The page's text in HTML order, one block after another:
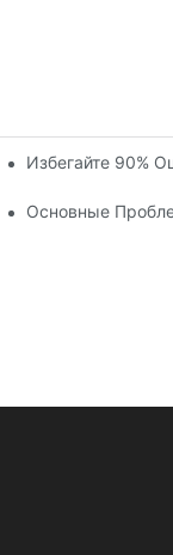
С Более
И Ход
Избегайте 90%
Парка
Основные